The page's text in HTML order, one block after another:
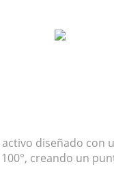
diseñado
creando un